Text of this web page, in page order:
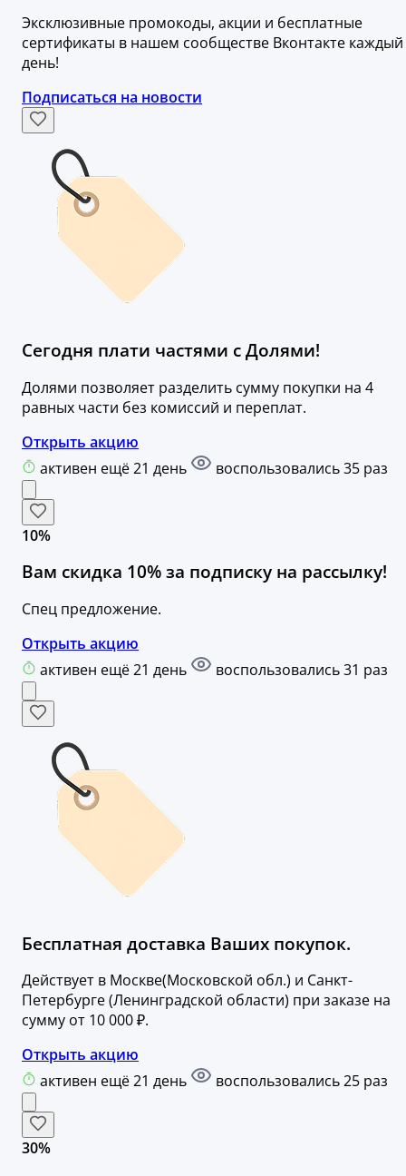
Эксклюзивные промокоды, акции и бесплатные
сертификаты в нашем сообществе Вконтакте каждый
день!
Подписаться на новости
Сегодня плати частями с Долями!
Долями позволяет разделить сумму покупки на 4
равных части без комиссий и переплат.
Открыть акцию
активен ещё 21 день
воспользовались 35 раз
10%
Вам скидка 10% за подписку на рассылку!
Спец предложение.
Открыть акцию
активен ещё 21 день
воспользовались 31 раз
Бесплатная доставка Ваших покупок.
Действует в Москве(Московской обл.) и Санкт-
Петербурге (Ленинградской области) при заказе на
сумму от 10 000 ₽.
Открыть акцию
активен ещё 21 день
воспользовались 25 раз
30%